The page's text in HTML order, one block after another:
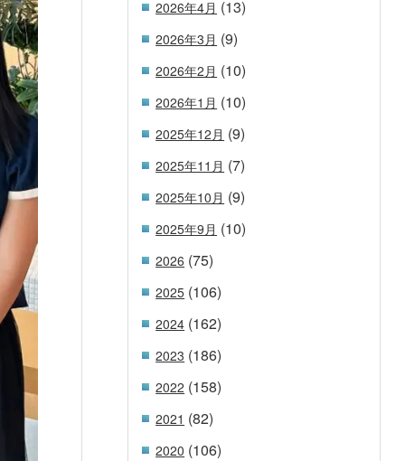
2026年4月 (13)
2026年3月 (9)
2026年2月 (10)
2026年1月 (10)
2025年12月 (9)
2025年11月 (7)
2025年10月 (9)
2025年9月 (10)
2026 (75)
2025 (106)
2024 (162)
2023 (186)
2022 (158)
2021 (82)
2020 (106)